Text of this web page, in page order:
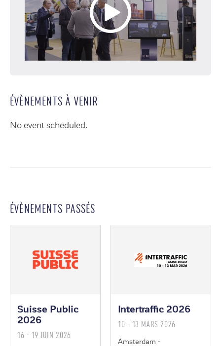
ÉVÈNEMENTS À VENIR
No event scheduled.
ÉVÈNEMENTS PASSÉS
Suisse Public
2026
16 - 19 JUIN 2026
Intertraffic 2026
10 - 13 MARS 2026
Amsterdam -